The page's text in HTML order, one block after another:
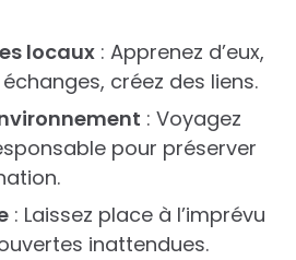
locaux : Apprenez d’eux,
créez des liens.
: Voyagez
pour préserver
: Laissez place à l’imprévu
inattendues.